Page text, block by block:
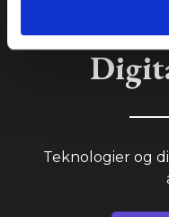
Teknologier og